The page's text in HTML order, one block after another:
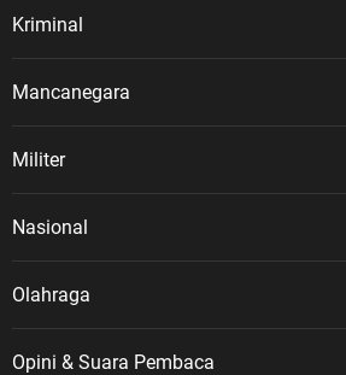
Kriminal
Mancanegara
Militer
Nasional
Olahraga
Opini & Suara Pembaca